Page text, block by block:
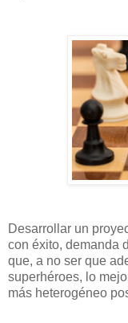
Desarrollar un
con éxito, demanda
que, a no ser que
superhéroes, lo
más heterogéneo